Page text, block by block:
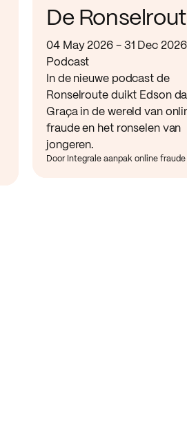
De
04 May 2026 - 31 Dec 2026
Podcast
In de nieuwe podcast de
Ronselroute duikt Edson da
Graça in de wereld van
fraude en het ronselen van
jongeren.
Door Integrale aanpak online fraude